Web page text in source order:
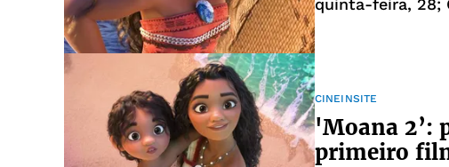
quinta-feira, 28;
CINEINSITE
'Moana 2’:
primeiro